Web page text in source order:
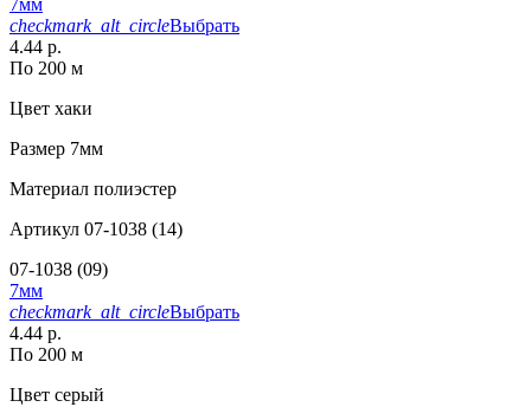
7мм
checkmark_alt_circleВыбрать
4.44 р.
По 200 м
Цвет хаки
Размер 7мм
Материал полиэстер
Артикул 07-1038 (14)
07-1038 (09)
7мм
checkmark_alt_circleВыбрать
4.44 р.
По 200 м
Цвет серый